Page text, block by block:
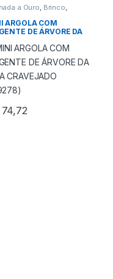
a Ouro, Brinco,
ARGOLA COM
DE ÁRVORE DA
CRAVEJADO (019278)
74,72